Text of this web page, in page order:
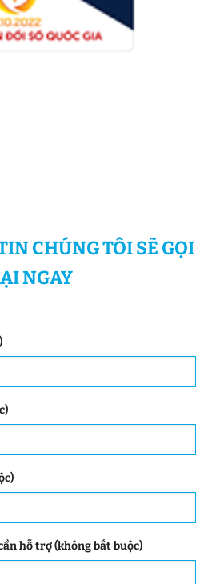
CHÚNG TÔI SẼ GỌI
NGAY
hỗ trợ (không bắt buộc)